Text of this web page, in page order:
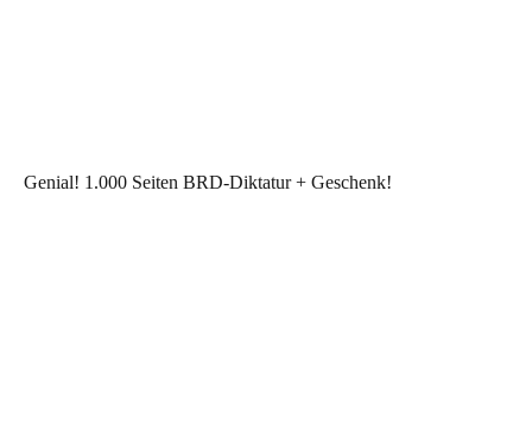
Genial! 1.000 Seiten BRD-Diktatur + Geschenk!